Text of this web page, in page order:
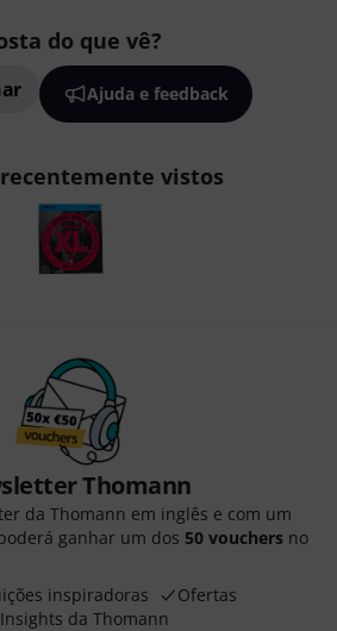
do que vê?
Ajuda e feedback
vistos
Thomann
da Thomann em inglês e com um
ganhar um dos 50 vouchers no
inspiradoras
Ofertas
Insights da Thomann